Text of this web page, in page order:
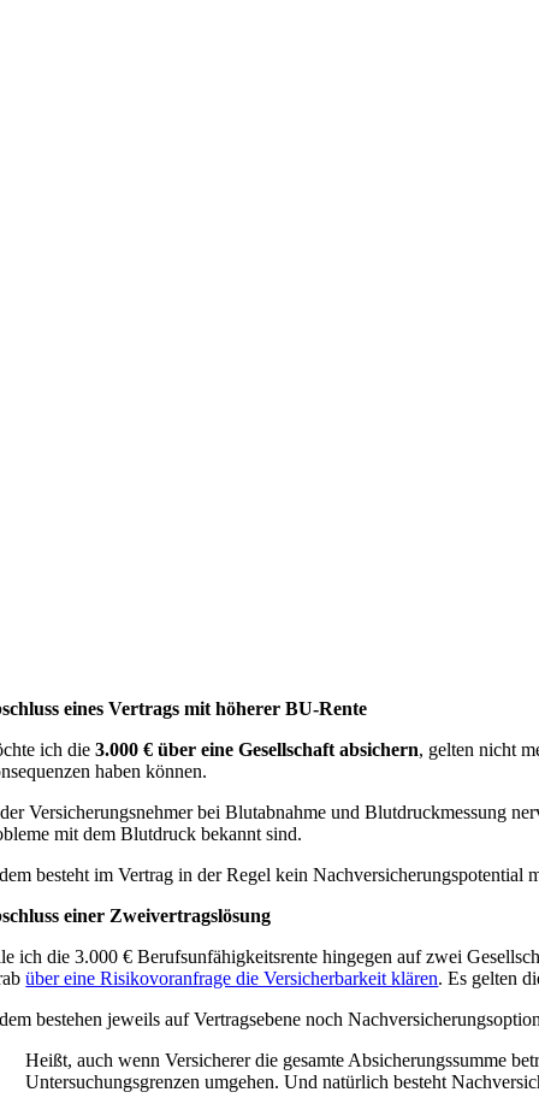
eines Vertrags mit höherer BU-Rente
ich die 3.000 € über eine Gesellschaft absichern, gelten nicht
haben können.
Versicherungsnehmer bei Blutabnahme und Blutdruckmessung
mit dem Blutdruck bekannt sind.
besteht im Vertrag in der Regel kein
einer Zweivertragslösung
ich die 3.000 € Berufsunfähigkeitsrente hingegen auf zwei
über eine Risikovoranfrage die Versicherbarkeit klären. Es gelten
bestehen jeweils auf Vertragsebene noch
Heißt, auch wenn Versicherer die gesamte Absicherungssumme
Untersuchungsgrenzen umgehen. Und natürlich besteht